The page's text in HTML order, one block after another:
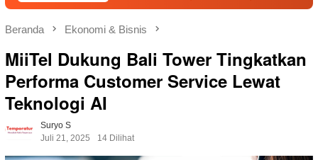
Beranda Ekonomi & Bisnis
MiiTel Dukung Bali Tower Tingkatkan
Performa Customer Service Lewat
Teknologi AI
Suryo S
Juli 21, 2025
14 Dilihat